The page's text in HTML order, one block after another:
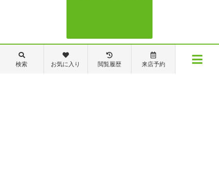
088-821-7272
検索 お気に入り 閲覧履歴 来店予約